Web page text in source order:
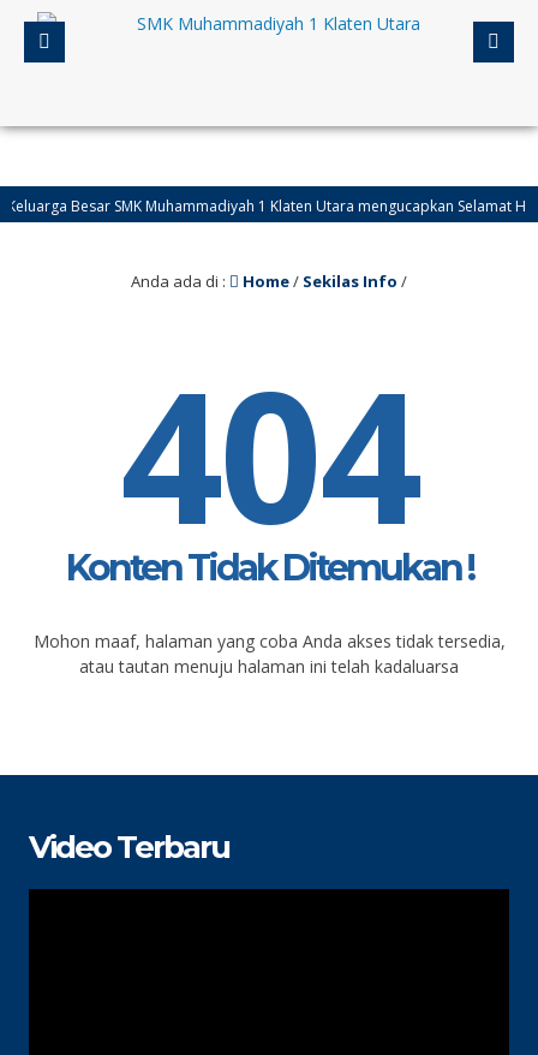
Besar SMK Muhammadiyah 1 Klaten Utara mengucapkan Selamat
Anda ada di : Home/ Sekilas Info /
404
Konten Tidak Ditemukan !
Mohon maaf, halaman yang coba Anda akses tidak tersedia,
atau tautan menuju halaman ini telah kadaluarsa
Video Terbaru